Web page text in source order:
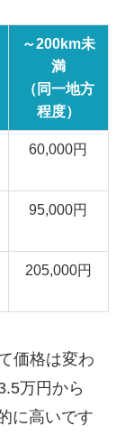
～200km未
満
（同一地方
程度）
60,000円
95,000円
205,000円
価格は変わ
万円から
に高いです